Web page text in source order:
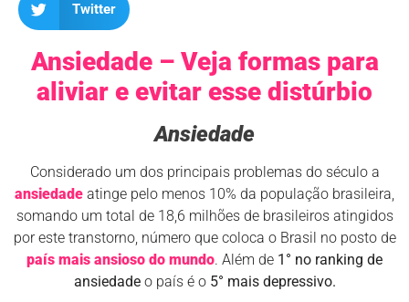
Twitter
Ansiedade – Veja formas para
aliviar e evitar esse distúrbio
Ansiedade
Considerado um dos principais problemas do século a
ansiedade atinge pelo menos 10% da população brasileira,
somando um total de 18,6 milhões de brasileiros atingidos
por este transtorno, número que coloca o Brasil no posto de
país mais ansioso do mundo. Além de 1° no ranking de
ansiedadeo país é o5° mais depressivo.